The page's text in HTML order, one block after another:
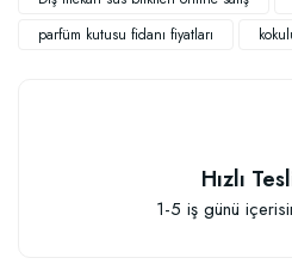
parfüm kutusu fidanı fiyatları
Hızlı
1-5 iş günü